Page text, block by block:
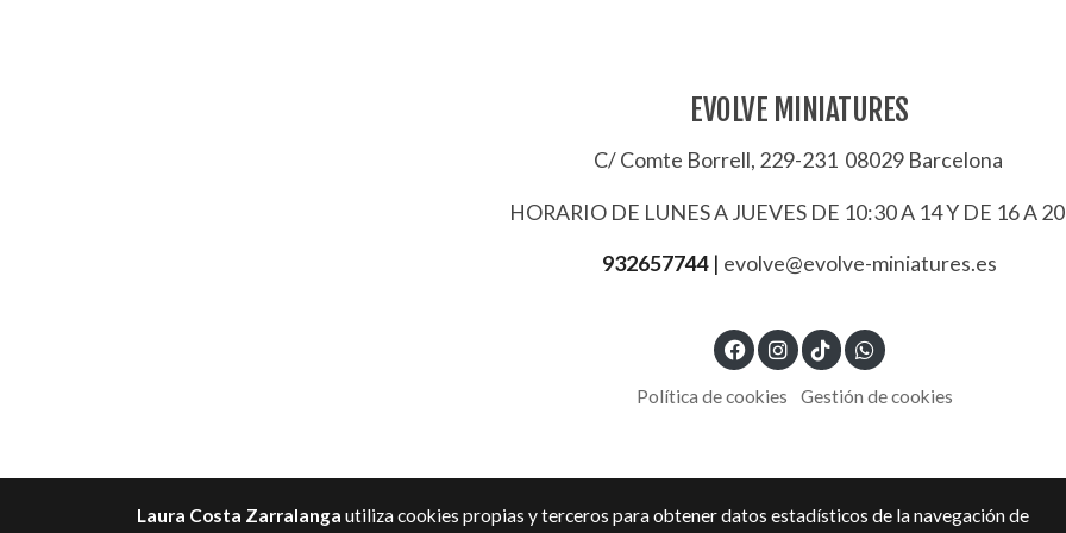
EVOLVE MINIATURES
C/ Comte Borrell, 229-231 08029 Barcelona
HORARIO DE LUNES A JUEVES DE 10:30 A 14 Y DE 16 A
932657744 | evolve@evolve-miniatures.es
Política de cookies Gestión de cookies
Laura Costa Zarralanga utiliza cookies propias y terceros para obtener datos estadísticos de la navegación de